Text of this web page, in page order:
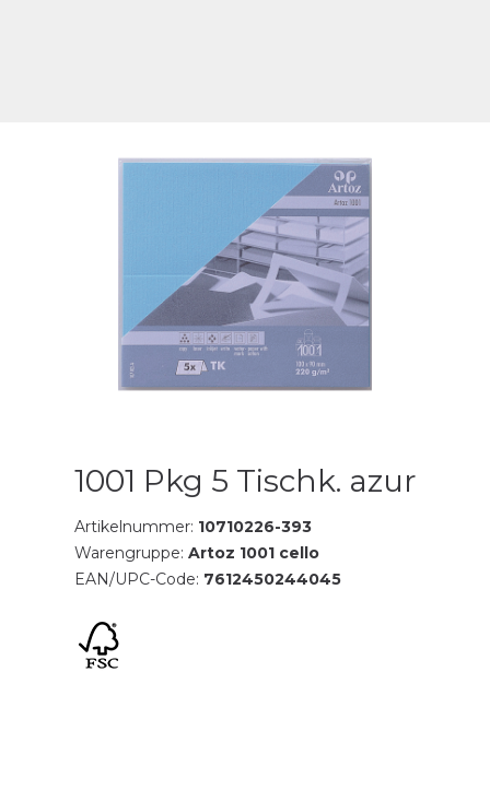
1001 Pkg 5 Tischk. azur
Artikelnummer: 10710226-393
Warengruppe: Artoz 1001 cello
EAN/UPC-Code: 7612450244045